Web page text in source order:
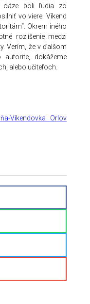
oáze boli ľudia zo
vo viere. Víkend
Okrem iného
rozlíšenie medzi
Verím, že v ďalšom
dokážeme
alebo učiteľoch.
Víkendovka Orlov